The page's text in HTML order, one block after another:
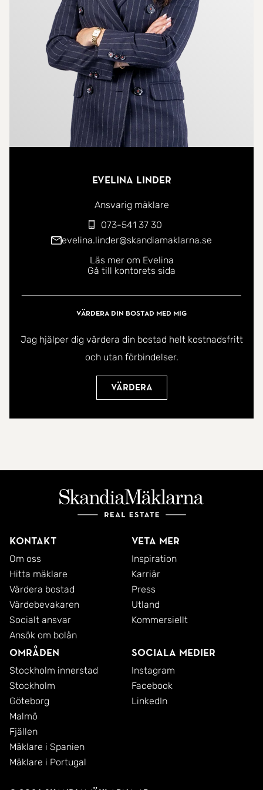
gästtoalett.
Här bor du i en omtyckt och lugn förening. Läget
är idealiskt, med närhet till bekvämligheter som
affärer, skolor, service och grönområden. Vi finner
även goda förbindelser med buss samt med bil.
Varmt välkommen att höra av dig till mig vid
intresse eller frågor.
Evelina Linder
Ansvarig mäklare
073-541 37 30
evelina.linder@skandiamaklarna.se
Läs mer om Evelina
Gå till kontorets sida
Värdera din bostad med mig
Jag hjälper dig värdera din bostad helt kostnadsfritt
och utan förbindelser.
Värdera
Kontakt
Om oss
Hitta mäklare
Värdera bostad
Värdebevakaren
Socialt ansvar
Ansök om bolån
Veta mer
Inspiration
Karriär
Press
Utland
Kommersiellt
Områden
Stockholm innerstad
Stockholm
Göteborg
Malmö
Fjällen
Mäklare i Spanien
Mäklare i Portugal
Sociala medier
Instagram
Facebook
LinkedIn